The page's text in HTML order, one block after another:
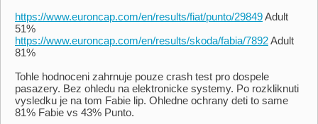
https://www.euroncap.com/en/results/fiat/punto/29849Adult
51%
https://www.euroncap.com/en/results/skoda/fabia/7892Adult
81%
Tohle hodnoceni zahrnuje pouze crash test pro dospele
pasazery. Bez ohledu na elektronicke systemy. Po rozkliknuti
vysledku je na tom Fabie lip. Ohledne ochrany deti to same
81% Fabie vs 43% Punto.